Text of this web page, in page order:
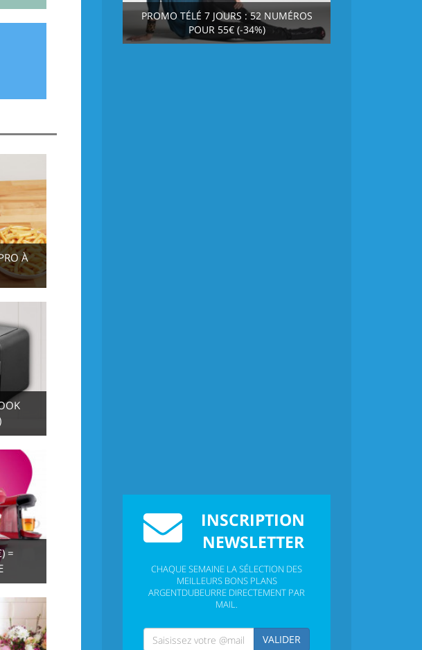
À
=
PROMO TÉLÉ 7 JOURS : 52 NUMÉROS
POUR 55€ (-34%)
INSCRIPTION
NEWSLETTER
CHAQUE SEMAINE LA SÉLECTION DES
MEILLEURS BONS PLANS
ARGENTDUBEURRE DIRECTEMENT PAR
MAIL.
VALIDER